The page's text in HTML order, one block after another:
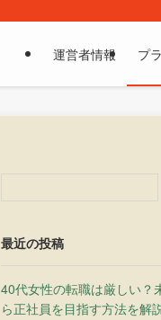
運営者情報 プ
最近の投稿
40代女性の転職は厳しい？
ら正社員を目指す方法を解